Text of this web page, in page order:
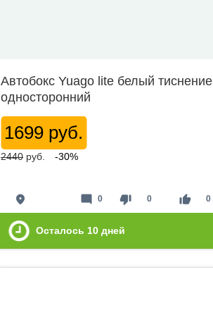
Автобокс Yuago lite белый тиснение
односторонний
1699 руб.
2440 руб. -30%
place thumb_down 0 thumb_up 0
mode_comment 0
Осталось 10 дней